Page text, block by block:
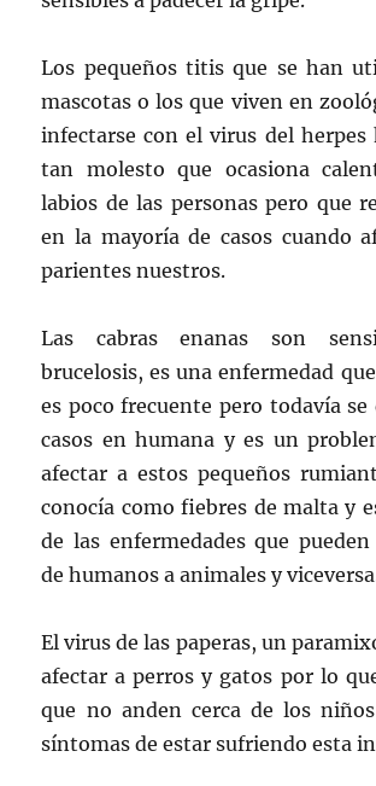
Los pequeños titis que se han
mascotas o los que viven en
infectarse con el virus del herpes
tan molesto que ocasiona
labios de las personas pero que
en la mayoría de casos cuando
parientes nuestros.
Las cabras enanas son
brucelosis, es una enfermedad
es poco frecuente pero todavía se
casos en humana y es un
afectar a estos pequeños
conocía como fiebres de malta y
de las enfermedades que
de humanos a animales y
El virus de las paperas, un
afectar a perros y gatos por lo
que no anden cerca de los
síntomas de estar sufriendo esta